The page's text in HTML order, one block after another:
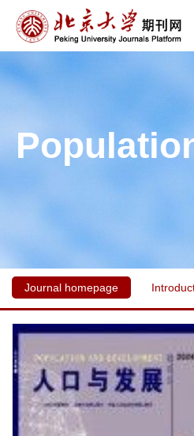
Journal homepage